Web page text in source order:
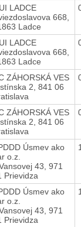
LADCE
668,
Ladce
LADCE
668,
Ladce
ZÁHORSKÁ VES
2, 841 06
ZÁHORSKÁ VES
2, 841 06
Úsmev ako
o.z.
43, 971
Prievidza
Úsmev ako
o.z.
43, 971
Prievidza